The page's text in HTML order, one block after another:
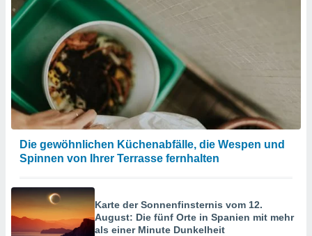
Die gewöhnlichen Küchenabfälle, die Wespen und
Spinnen von Ihrer Terrasse fernhalten
Karte der Sonnenfinsternis vom 12.
August: Die fünf Orte in Spanien mit mehr
als einer Minute Dunkelheit